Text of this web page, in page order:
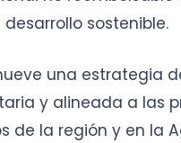
sostenible.
una estrategia
y alineada a las
de la región y en la